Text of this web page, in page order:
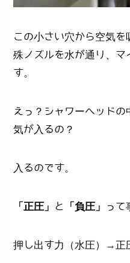
この小さい穴から空気
殊ノズルを水が通り、マ
す。
えっ？シャワーヘッド
気が入るの？
入るのです。
「正圧」 と 「負圧」 って
押し出す力（水圧）→正